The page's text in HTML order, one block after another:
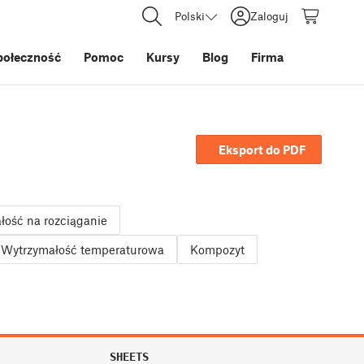
Polski Zaloguj
Pomoc Kursy Blog Firma
Eksport do PDF
na rozciąganie
Wytrzymałość temperaturowa
Kompozyt
SHEETS